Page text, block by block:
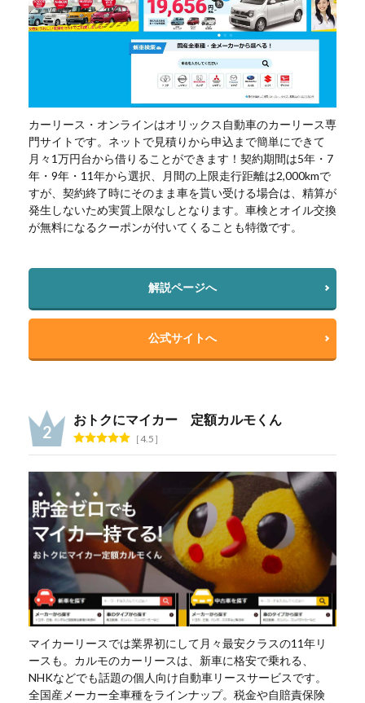
カーリース・オンラインはオリックス自動車のカーリース専
門サイトです。ネットで見積りから申込まで簡単にできて
月々1万円台から借りることができます！契約期間は5年・7
年・9年・11年から選択、月間の上限走行距離は2,000kmで
すが、契約終了時にそのまま車を貰い受ける場合は、精算が
発生しないため実質上限なしとなります。車検とオイル交換
が無料になるクーポンが付いてくることも特徴です。
解説ページへ
公式サイトへ
おトクにマイカー 定額カルモくん
4.5
マイカーリースでは業界初にして月々最安クラスの11年リ
ースも。カルモのカーリースは、新車に格安で乗れる、
NHKなどでも話題の個人向け自動車リースサービスです。
全国産メーカー全車種をラインナップ。税金や自賠責保険